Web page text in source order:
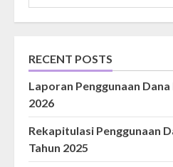
RECENT POSTS
Laporan Penggunaan Dana
2026
Rekapitulasi Penggunaan
Tahun 2025